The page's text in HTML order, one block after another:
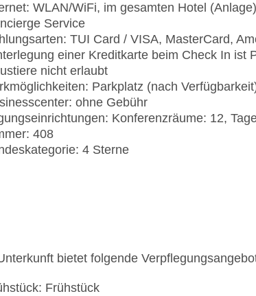
WLAN/WiFi, im gesamten Hotel
Service
TUI Card / VISA, MasterCard,
einer Kreditkarte beim Check In ist
nicht erlaubt
Parkplatz (nach
ohne Gebühr
Konferenzräume: 12,
408
4 Sterne
bietet folgende
Frühstück